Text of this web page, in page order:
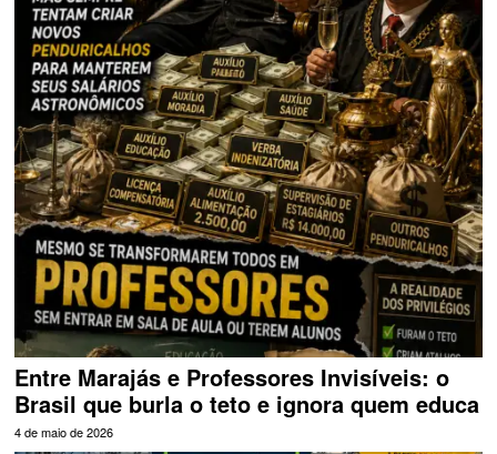
Entre Marajás e Professores Invisíveis: o
Brasil que burla o teto e ignora quem educa
4 de maio de 2026